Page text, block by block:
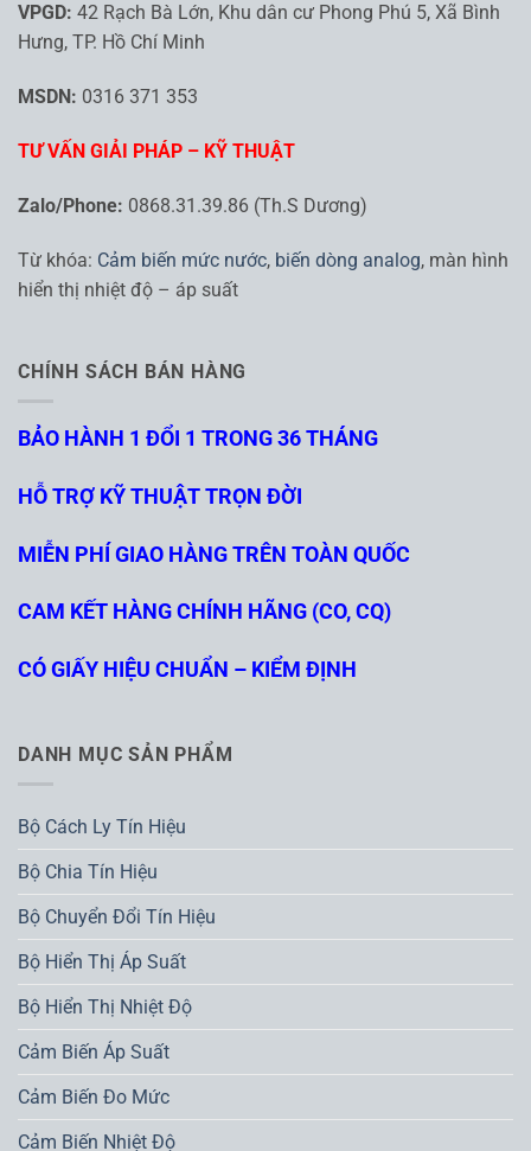
VPGD: 42 Rạch Bà Lớn, Khu dân cư Phong Phú 5, Xã Bình
Hưng, TP. Hồ Chí Minh
MSDN: 0316 371 353
TƯ VẤN GIẢI PHÁP – KỸ THUẬT
Zalo/Phone: 0868.31.39.86 (Th.S Dương)
Từ khóa: Cảm biến mức nước, biến dòng analog, màn hình
hiển thị nhiệt độ – áp suất
CHÍNH SÁCH BÁN HÀNG
BẢO HÀNH 1 ĐỔI 1 TRONG 36 THÁNG
HỖ TRỢ KỸ THUẬT TRỌN ĐỜI
MIỄN PHÍ GIAO HÀNG TRÊN TOÀN QUỐC
CAM KẾT HÀNG CHÍNH HÃNG (CO, CQ)
CÓ GIẤY HIỆU CHUẨN – KIỂM ĐỊNH
DANH MỤC SẢN PHẨM
Bộ Cách Ly Tín Hiệu
Bộ Chia Tín Hiệu
Bộ Chuyển Đổi Tín Hiệu
Bộ Hiển Thị Áp Suất
Bộ Hiển Thị Nhiệt Độ
Cảm Biến Áp Suất
Cảm Biến Đo Mức
Cảm Biến Nhiệt Độ